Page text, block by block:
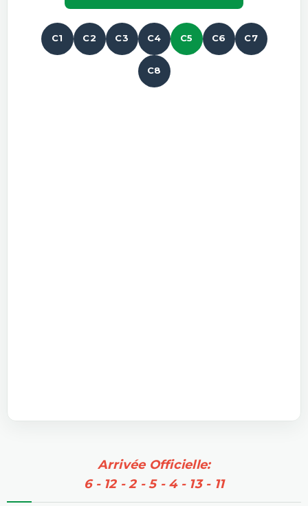
C1 C2 C3 C4 C5 C6 C7
C8
Arrivée Officielle:
6 - 12 - 2 - 5 - 4 - 13 - 11